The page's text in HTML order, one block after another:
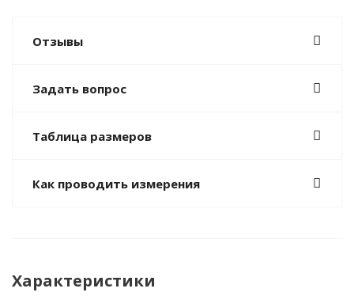
Отзывы
Задать вопрос
Таблица размеров
Как проводить измерения
Характеристики